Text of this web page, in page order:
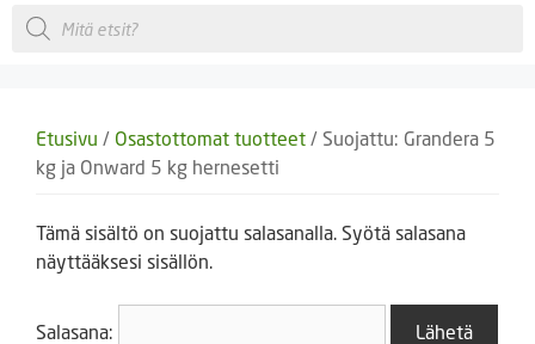
Products
search
Etusivu / Osastottomat tuotteet / Suojattu: Grandera 5
kg ja Onward 5 kg hernesetti
Tämä sisältö on suojattu salasanalla. Syötä salasana
näyttääksesi sisällön.
Salasana: